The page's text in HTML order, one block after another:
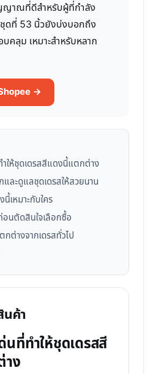
ญาณที่ดีสำหรับผู้ที่กำลัง
ดที่ 53 นิ้วยังบ่งบอกถึง
คลุม เหมาะสำหรับหลาก
→
ให้ชุดเดรสสีแดงนี้แตกต่าง
และดูแลชุดเดรสให้สวยนาน
เหมาะกับใคร
นตัดสินใจเลือกซื้อ
กต่างจากเดรสทั่วไป
นค้า
ที่ทำให้ชุดเดรสสี
ง